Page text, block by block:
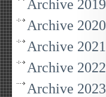
Archive 2019
Archive 2020
Archive 2021
Archive 2022
Archive 2023